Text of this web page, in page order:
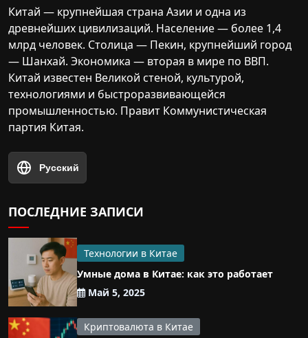
Китай — крупнейшая страна Азии и одна из
древнейших цивилизаций. Население — более 1,4
млрд человек. Столица — Пекин, крупнейший город
— Шанхай. Экономика — вторая в мире по ВВП.
Китай известен Великой стеной, культурой,
технологиями и быстроразвивающейся
промышленностью. Правит Коммунистическая
партия Китая.
Русский
ПОСЛЕДНИЕ ЗАПИСИ
Технологии в Китае
Умные дома в Китае: как это работает
Май 5, 2025
Криптовалюта в Китае